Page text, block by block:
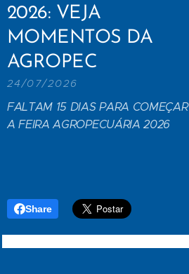
2026: VEJA
MOMENTOS DA
AGROPEC
24/07/2026
FALTAM 15 DIAS PARA COMEÇAR
A FEIRA AGROPECUÁRIA 2026
Share